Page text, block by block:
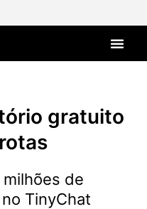
gratuito
de
TinyChat